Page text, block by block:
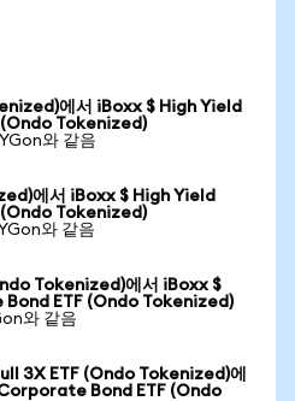
에서 iBoxx $ High Yield
Tokenized)
와 같음
에서 iBoxx $ High Yield
Tokenized)
와 같음
Tokenized)에서 iBoxx $
ETF (Ondo Tokenized)
와 같음
3X ETF (Ondo Tokenized)에
Bond ETF (Ondo